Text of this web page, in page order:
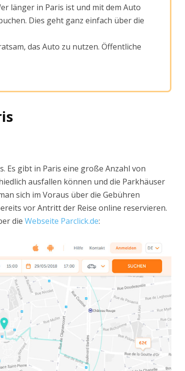
länger in Paris ist und mit dem Auto
Dies geht ganz einfach über die
das Auto zu nutzen. Öffentliche
Es gibt in Paris eine große Anzahl von
ausfallen können und die Parkhäuser
sich im Voraus über die Gebühren
vor Antritt der Reise online reservieren.
die Webseite Parclick.de: